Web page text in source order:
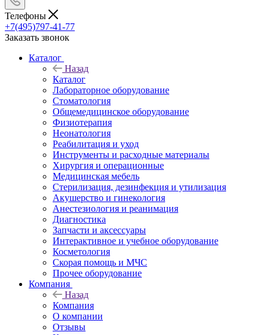
Телефоны
+7(495)797-41-77
Заказать звонок
Каталог
Назад
Каталог
Лабораторное оборудование
Стоматология
Общемедицинское оборудование
Физиотерапия
Неонатология
Реабилитация и уход
Инструменты и расходные материалы
Хирургия и операционные
Медицинская мебель
Стерилизация, дезинфекция и утилизация
Акушерство и гинекология
Анестезиология и реанимация
Диагностика
Запчасти и аксессуары
Интерактивное и учебное оборудование
Косметология
Скорая помощь и МЧС
Прочее оборудование
Компания
Назад
Компания
О компании
Отзывы